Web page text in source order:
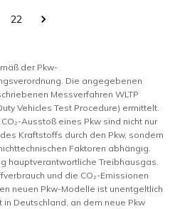
22
der Pkw-
Die angegebenen
Messverfahren WLTP
Vehicles Test Procedure) ermittelt.
Ausstoß eines Pkw sind nicht nur
Kraftstoffs durch den Pkw, sondern
Faktoren abhängig.
hauptverantwortliche Treibhausgas.
und die CO₂-Emissionen
neuen Pkw-Modelle ist unentgeltlich
Deutschland, an dem neue Pkw